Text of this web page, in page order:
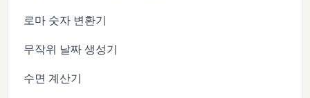
로마 숫자 변환기
무작위 날짜 생성기
수면 계산기